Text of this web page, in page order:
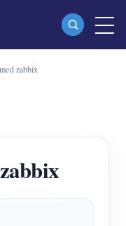
(WEM3080)
zabbix